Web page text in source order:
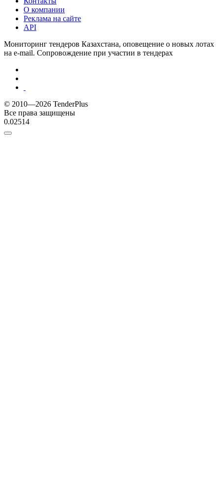
О компании
Реклама на сайте
API
Мониторинг тендеров Казахстана, оповещение о новых лотах
на e-mail. Сопровождение при участии в тендерах
© 2010—2026 TenderPlus
Все права защищены
0.02514